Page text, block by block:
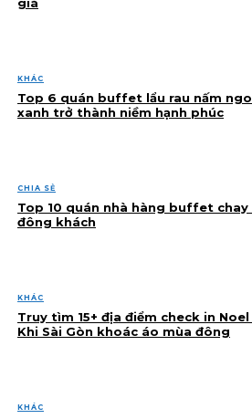
KHÁC
Top 6 quán buffet lẩu rau nấm
xanh trở thành niềm hạnh phúc
CHIA SẺ
Top 10 quán nhà hàng buffet chay
đông khách
KHÁC
Truy tìm 15+ địa điểm check in
Khi Sài Gòn khoác áo mùa đông
KHÁC